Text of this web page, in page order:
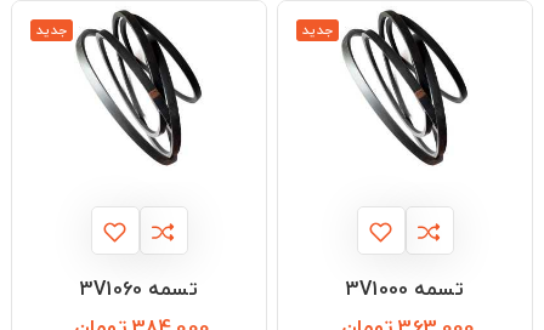
جدید
تسمه 3V1000
جدید
تسمه 3V1060